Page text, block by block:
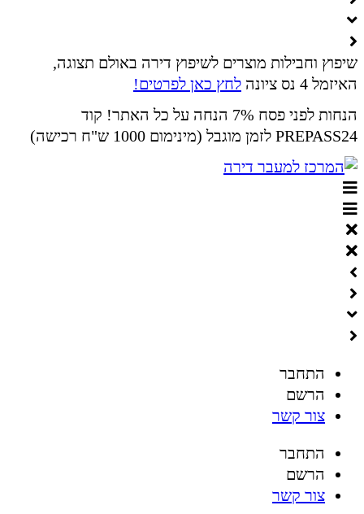
שיפוץ וחבילות מוצרים לשיפוץ דירה באולם תצוגה,
האיזמל 4 נס ציונה
לחץ כאן לפרטים!
הנחות לפני פסח 7% הנחה על כל האתר! קוד
PREPASS24 לזמן מוגבל (מינימום 1000 ש"ח רכישה)
התחבר
הרשם
צור קשר
התחבר
הרשם
צור קשר